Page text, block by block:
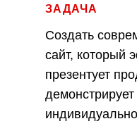
Создать
сайт, который
презентует
ЗАДАЧА